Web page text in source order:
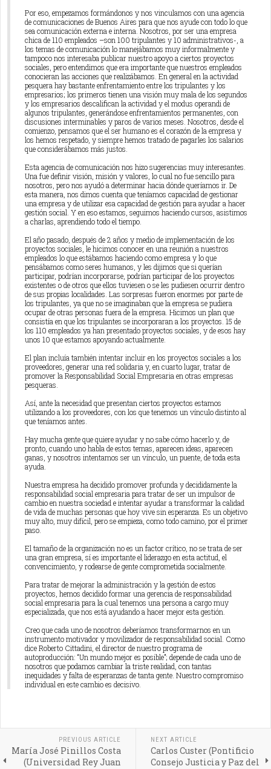
Por eso, empezamos formándonos y nos vinculamos con una agencia
de comunicaciones de Buenos Aires para que nos ayude con todo lo que
sea comunicación externa e interna. Nosotros, por ser una empresa
chica de 110 empleados –son 100 tripulantes y 10 administrativos-, a
los temas de comunicación lo manejábamos muy informalmente y
tampoco nos interesaba publicar nuestro apoyo a ciertos proyectos
sociales, pero entendimos que era importante que nuestros empleados
conocieran las acciones que realizábamos. En general en la actividad
pesquera hay bastante enfrentamiento entre los tripulantes y los
empresarios; los primeros tienen una visión muy mala de los segundos
y los empresarios descalifican la actividad y el modus operandi de
algunos tripulantes, generándose enfrentamientos permanentes, con
discusiones interminables y paros de varios meses. Nosotros, desde el
comienzo, pensamos que el ser humano es el corazón de la empresa y
los hemos respetado, y siempre hemos tratado de pagarles los salarios
que considerábamos más justos.
Esta agencia de comunicación nos hizo sugerencias muy interesantes.
Una fue definir visión, misión y valores, lo cual no fue sencillo para
nosotros, pero nos ayudó a determinar hacia dónde queríamos ir. De
esta manera, nos dimos cuenta que teníamos capacidad de gestionar
una empresa y de utilizar esa capacidad de gestión para ayudar a hacer
gestión social. Y en eso estamos, seguimos haciendo cursos, asistimos
a charlas, aprendiendo todo el tiempo.
El año pasado, después de 2 años y medio de implementación de los
proyectos sociales, le hicimos conocer en una reunión a nuestros
empleados lo que estábamos haciendo como empresa y lo que
pensábamos como seres humanos, y les dijimos que si querían
participar, podrían incorporarse, podrían participar de los proyectos
existentes o de otros que ellos tuviesen o se les pudiesen ocurrir dentro
de sus propias localidades. Las sorpresas fueron enormes por parte de
los tripulantes, ya que no se imaginaban que la empresa se pudiera
ocupar de otras personas fuera de la empresa. Hicimos un plan que
consistía en que los tripulantes se incorporaran a los proyectos. 15 de
los 110 empleados ya han presentado proyectos sociales, y de esos hay
unos 10 que estamos apoyando actualmente.
El plan incluía también intentar incluir en los proyectos sociales a los
proveedores, generar una red solidaria y, en cuarto lugar, tratar de
promover la Responsabilidad Social Empresaria en otras empresas
pesqueras.
Así, ante la necesidad que presentan ciertos proyectos estamos
utilizando a los proveedores, con los que tenemos un vínculo distinto al
que teníamos antes.
Hay mucha gente que quiere ayudar y no sabe cómo hacerlo y, de
pronto, cuando uno habla de estos temas, aparecen ideas, aparecen
ganas, y nosotros intentamos ser un vínculo, un puente, de toda esta
ayuda.
Nuestra empresa ha decidido promover profunda y decididamente la
responsabilidad social empresaria para tratar de ser un impulsor de
cambio en nuestra sociedad e intentar ayudar a transformar la calidad
de vida de muchas personas que hoy vive sin esperanza. Es un objetivo
muy alto, muy difícil, pero se empieza, como todo camino, por el primer
paso.
El tamaño de la organización no es un factor crítico, no se trata de ser
una gran empresa, sí es importante el liderazgo en esta actitud, el
convencimiento, y rodearse de gente comprometida socialmente.
Para tratar de mejorar la administración y la gestión de estos
proyectos, hemos decidido formar una gerencia de responsabilidad
social empresaria para la cual tenemos una persona a cargo muy
especializada, que nos está ayudando a hacer mejor esta gestión.
Creo que cada uno de nosotros deberíamos transformarnos en un
instrumento motivador y movilizador de responsabilidad social. Como
dice Roberto Cittadini, el director de nuestro programa de
autoproducción: “Un mundo mejor es posible”; depende de cada uno de
nosotros que podamos cambiar la triste realidad, con tantas
inequidades y falta de esperanzas de tanta gente. Nuestro compromiso
individual en este cambio es decisivo.
PREVIOUS ARTICLE
María José Pinillos Costa
(Universidad Rey Juan
NEXT ARTICLE
Carlos Custer (Pontificio
Consejo Justicia y Paz del